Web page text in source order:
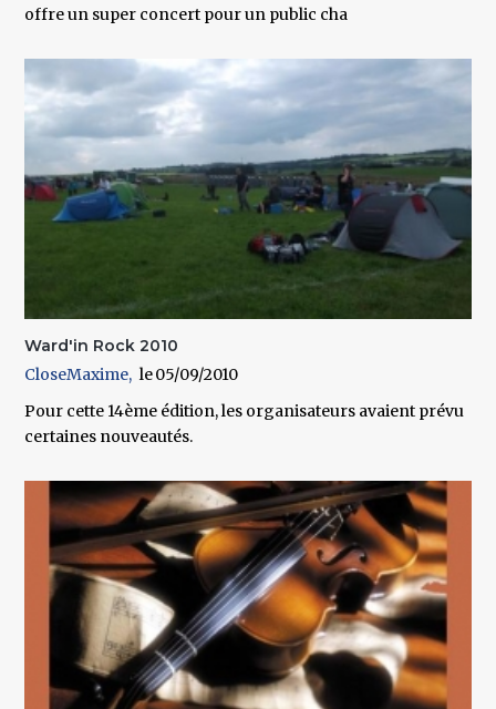
offre un super concert pour un public cha
Ward'in Rock 2010
CloseMaxime
05/09/2010
Pour cette 14ème édition, les organisateurs avaient prévu
certaines nouveautés.